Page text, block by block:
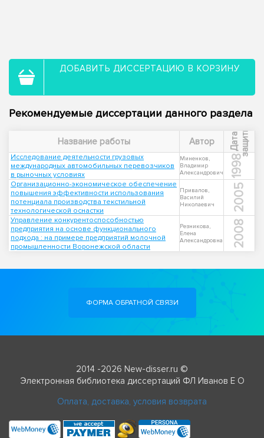
ДОБАВИТЬ ДИССЕРТАЦИЮ В КОРЗИНУ
Рекомендуемые диссертации данного раздела
Название работы Автор Д
а
т
а
з
а
щ
и
т ы
Исследование деятельности грузовых
международных автомобильных перевозчиков
в рыночных условиях
Миненков,
Владимир
Александрович
1998
Организационно-экономическое обеспечение
повышения эффективности использования
потенциала производства текстильной
технологической оснастки
Привалов,
Василий
Николаевич
2005
Управление конкурентоспособностью
предприятия на основе функционального
подхода : на примере предприятий молочной
промышленности Воронежской области
Резникова,
Елена
Александровна
2008
ФОРМА ОБРАТНОЙ СВЯЗИ
2014 -2026 New-disser.ru ©
Электронная библиотека диссертаций ФЛ Иванов Е О
Оплата, доставка, условия возврата